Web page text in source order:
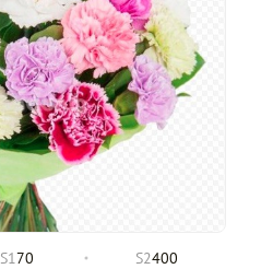
S170 S2400